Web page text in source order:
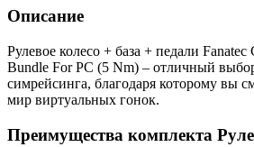
Описание
Рулевое колесо + база + педали
Bundle For PC (5 Nm) – отличный
симрейсинга, благодаря которому вы
мир виртуальных гонок.
Преимущества комплекта